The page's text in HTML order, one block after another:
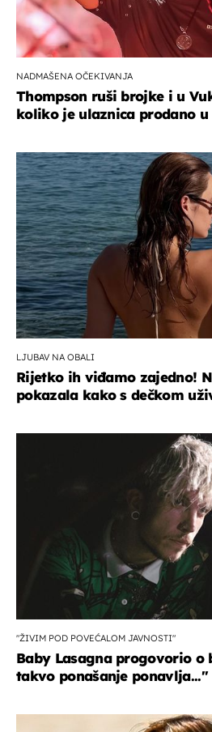
NADMAŠENA OČEKIVANJA
Thompson ruši brojke i u
koliko je ulaznica prodano
LJUBAV NA OBALI
Rijetko ih viđamo zajedno!
pokazala kako s dečkom
"ŽIVIM POD POVEĆALOM JAVNOSTI"
Baby Lasagna progovorio o
takvo ponašanje ponavlja..."